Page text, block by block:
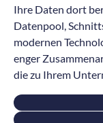
Ihre Daten dort
Datenpool,
modernen
enger
die zu Ihrem